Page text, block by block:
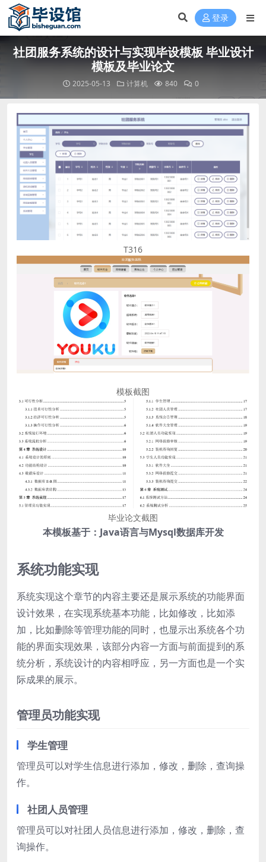
登录
社团服务系统的设计与实现毕设模板 毕业设计
模板及毕业论文
2025-05-13 计算机 840 0
T316
模板截图
毕业论文截图
本模板基于：Java语言与Mysql数据库开发
系统功能实现
系统实现这个章节的内容主要还是展示系统的功能界面
设计效果，在实现系统基本功能，比如修改，比如添
加，比如删除等管理功能的同时，也显示出系统各个功
能的界面实现效果，该部分内容一方面与前面提到的系
统分析，系统设计的内容相呼应，另一方面也是一个实
际成果的展示。
管理员功能实现
学生管理
管理员可以对学生信息进行添加，修改，删除，查询操
作。
社团人员管理
管理员可以对社团人员信息进行添加，修改，删除，查
询操作。